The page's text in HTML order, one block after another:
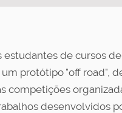
de cursos
protótipo "off road",
competições
desenvolvidos